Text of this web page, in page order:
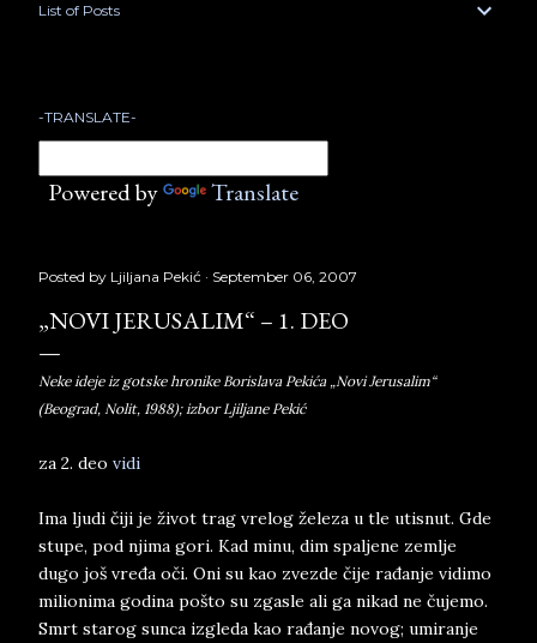
List of Posts
-TRANSLATE-
Powered by Translate
Posted by Ljiljana Pekić September 06, 2007
„NOVI JERUSALIM“ – 1. DEO
Neke ideje iz gotske hronike Borislava Pekića „Novi Jerusalim“
(Beograd, Nolit, 1988); izbor Ljiljane Pekić
za 2. deo vidi
Ima ljudi čiji je život trag vrelog železa u tle utisnut. Gde
stupe, pod njima gori. Kad minu, dim spaljene zemlje
dugo još vređa oči. Oni su kao zvezde čije rađanje vidimo
milionima godina pošto su zgasle ali ga nikad ne čujemo.
Smrt starog sunca izgleda kao rađanje novog; umiranje